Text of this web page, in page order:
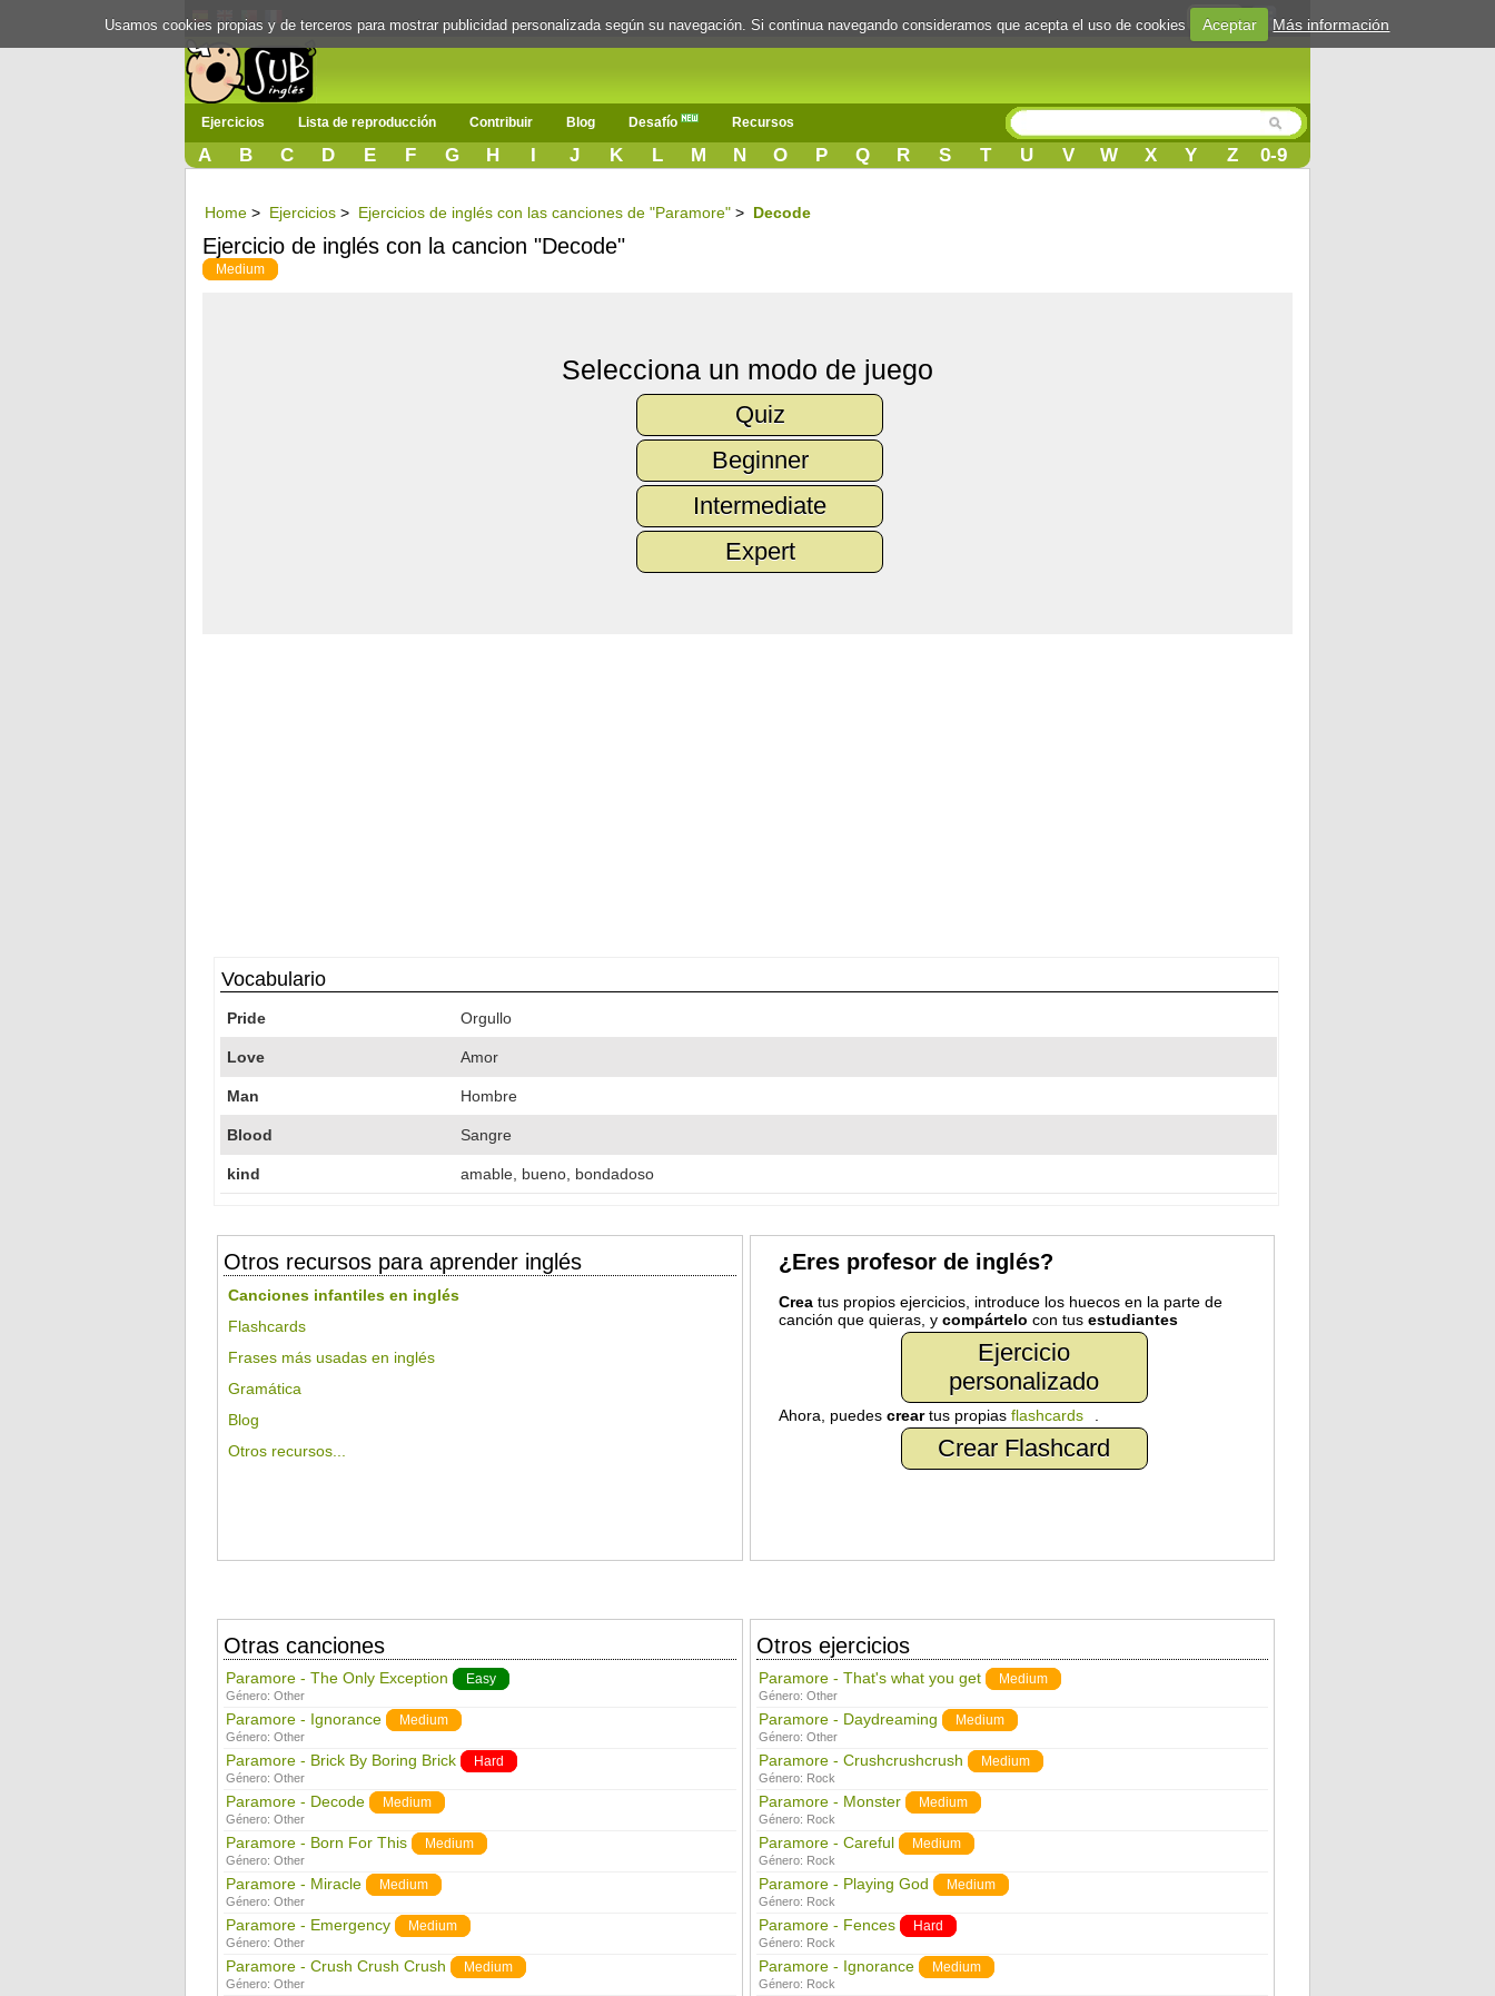
Login
Ejercicios Lista de reproducción Contribuir Blog Desafío Recursos
A B C D E F G H I J K L M N O P Q R S T U V W X Y Z 0-9
Home > Ejercicios > Ejercicios de inglés con las canciones de "Paramore" > Decode
Ejercicio de inglés con la cancion "Decode"
Medium
Selecciona un modo de juego
Quiz
Beginner
Intermediate
Expert
Vocabulario
Pride Orgullo
Love Amor
Man Hombre
Blood Sangre
kind amable, bueno, bondadoso
Otros recursos para aprender inglés
Canciones infantiles en inglés
Flashcards
Frases más usadas en inglés
Gramática
Blog
Otros recursos...
¿Eres profesor de inglés?
Creatus propios ejercicios, introduce los huecos en la parte de
canción que quieras, y compártelo con tus estudiantes
Ejercicio
personalizado
Ahora, puedes creartus propias flashcards
Crear Flashcard
Otras canciones
Paramore - The Only Exception Easy
Género: Other
Paramore - Ignorance Medium
Género: Other
Paramore - Brick By Boring Brick Hard
Género: Other
Paramore - Decode Medium
Género: Other
Paramore - Born For This Medium
Género: Other
Paramore - Miracle Medium
Género: Other
Paramore - Emergency Medium
Género: Other
Paramore - Crush Crush Crush Medium
Género: Other
Otros ejercicios
Paramore - That's what you get Medium
Género: Other
Paramore - Daydreaming Medium
Género: Other
Paramore - Crushcrushcrush Medium
Género: Rock
Paramore - Monster Medium
Género: Rock
Paramore - Careful Medium
Género: Rock
Paramore - Playing God Medium
Género: Rock
Paramore - Fences Hard
Género: Rock
Paramore - Ignorance Medium
Género: Rock
Usamos cookies propias y de terceros para mostrar publicidad personalizada según su navegación. Si continua navegando consideramos que acepta el uso de cookies Aceptar Más información